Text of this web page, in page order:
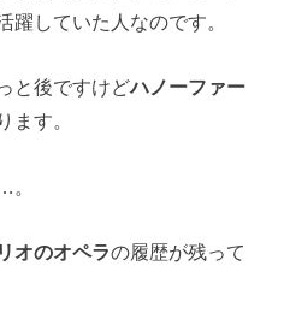
躍していた人なのです。
と後ですけどハノーファー
ます。
。
オのオペラの履歴が残って